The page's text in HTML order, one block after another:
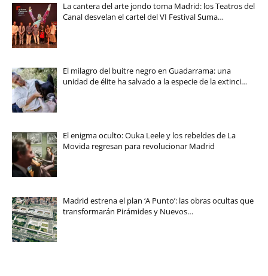
La cantera del arte jondo toma Madrid: los Teatros del
Canal desvelan el cartel del VI Festival Suma…
El milagro del buitre negro en Guadarrama: una
unidad de élite ha salvado a la especie de la extinci…
El enigma oculto: Ouka Leele y los rebeldes de La
Movida regresan para revolucionar Madrid
Madrid estrena el plan ‘A Punto’: las obras ocultas que
transformarán Pirámides y Nuevos…